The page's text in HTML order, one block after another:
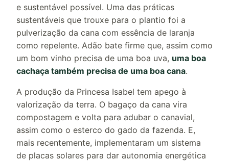
e sustentável possível. Uma das práticas
sustentáveis que trouxe para o plantio foi a
pulverização da cana com essência de laranja
como repelente. Adão bate firme que, assim como
um bom vinho precisa de uma boa uva, uma boa
cachaça também precisa de uma boa cana.
A produção da Princesa Isabel tem apego à
valorização da terra. O bagaço da cana vira
compostagem e volta para adubar o canavial,
assim como o esterco do gado da fazenda. E,
mais recentemente, implementaram um sistema
de placas solares para dar autonomia energética